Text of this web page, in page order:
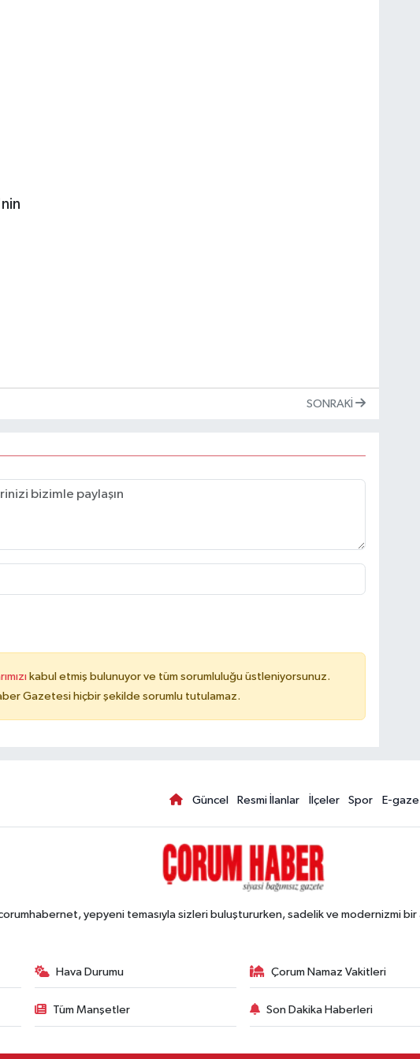
SONRAKI
kabul etmiş bulunuyor ve tüm sorumluluğu üstleniyorsunuz.
Gazetesi hiçbir şekilde sorumlu tutulamaz.
Güncel Resmi İlanlar İlçeler Spor E-
yepyeni temasıyla sizleri buluştururken, sadelik ve modernizmi
Hava Durumu Çorum Namaz Vakitleri
Tüm Manşetler Son Dakika Haberleri